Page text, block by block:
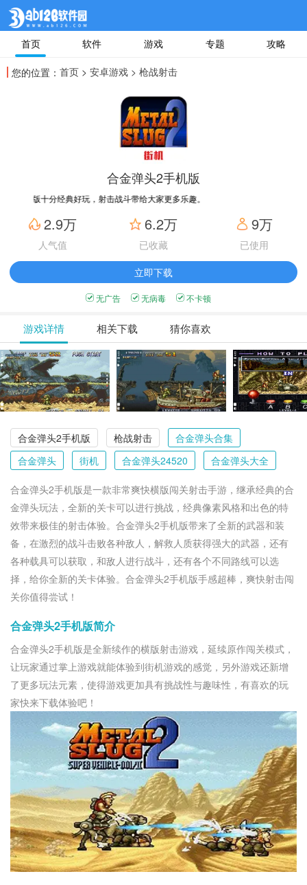
首页 软件 游戏 专题 攻略
您的位置： 首页 > 安卓游戏 > 枪战射击
合金弹头2手机版
版十分经典好玩，射击战斗带给大家更多乐趣。
2.9万
人气值
6.2万
已收藏
9万
已使用
立即下载
无广告 无病毒 不卡顿
游戏详情 相关下载 猜你喜欢
合金弹头2手机版 枪战射击
合金弹头合集
合金弹头
街机 合金弹头24520 合金弹头大全
合金弹头2手机版是一款非常爽快横版闯关射击手游，继承经典的合
金弹头玩法，全新的关卡可以进行挑战，经典像素风格和出色的特
效带来极佳的射击体验。合金弹头2手机版带来了全新的武器和装
备，在激烈的战斗击败各种敌人，解救人质获得强大的武器，还有
各种载具可以获取，和敌人进行战斗，还有各个不同路线可以选
择，给你全新的关卡体验。合金弹头2手机版手感超棒，爽快射击闯
关你值得尝试！
合金弹头2手机版简介
合金弹头2手机版是全新续作的横版射击游戏，延续原作闯关模式，
让玩家通过掌上游戏就能体验到街机游戏的感觉，另外游戏还新增
了更多玩法元素，使得游戏更加具有挑战性与趣味性，有喜欢的玩
家快来下载体验吧！